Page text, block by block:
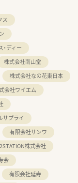
ス
ディー
株式会社南山堂
株式会社なの花東日本
会社ワイエム
サプライ
有限会社サンワ
株式会社
会
有限会社延寿